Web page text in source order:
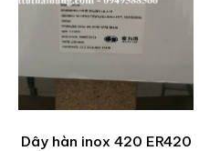
Dây hàn inox 420 ER420